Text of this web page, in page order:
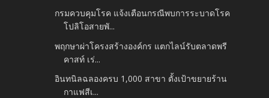
กรมควบคุมโรค แจ้งเตือนกรณีพบการระบาดโรค
โปลิโอสายพั...
พฤกษาผ่าโครงสร้างองค์กร แตกไลน์รับตลาดพรี
คาสท์ เร่...
อินทนิลฉลองครบ 1,000 สาขา ตั้งเป้าขยายร้าน
กาแฟสีเ...